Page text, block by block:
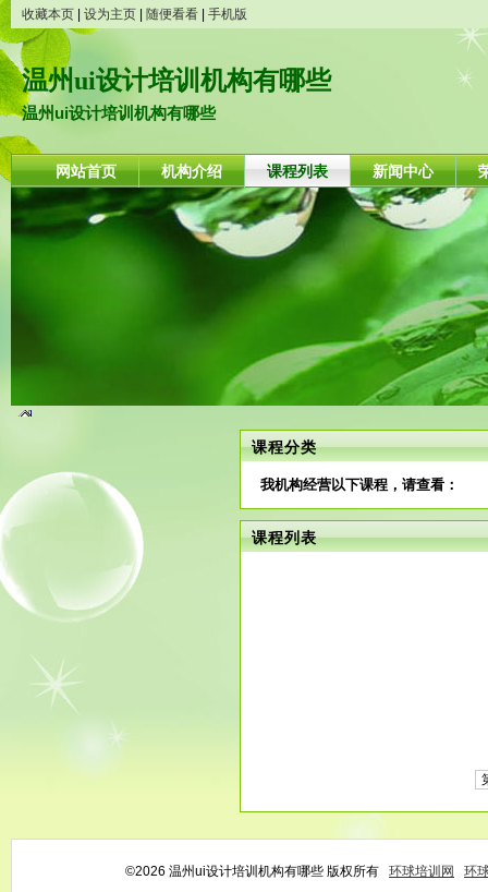
收藏本页 设为主页 随便看看 手机版
温州ui设计培训机构有哪些
温州ui设计培训机构有哪些
网站首页 机构介绍 课程列表 新闻中心
课程分类
我机构经营以下课程，请查看：
课程列表
©2026 温州ui设计培训机构有哪些 版权所有 环球培训网 环